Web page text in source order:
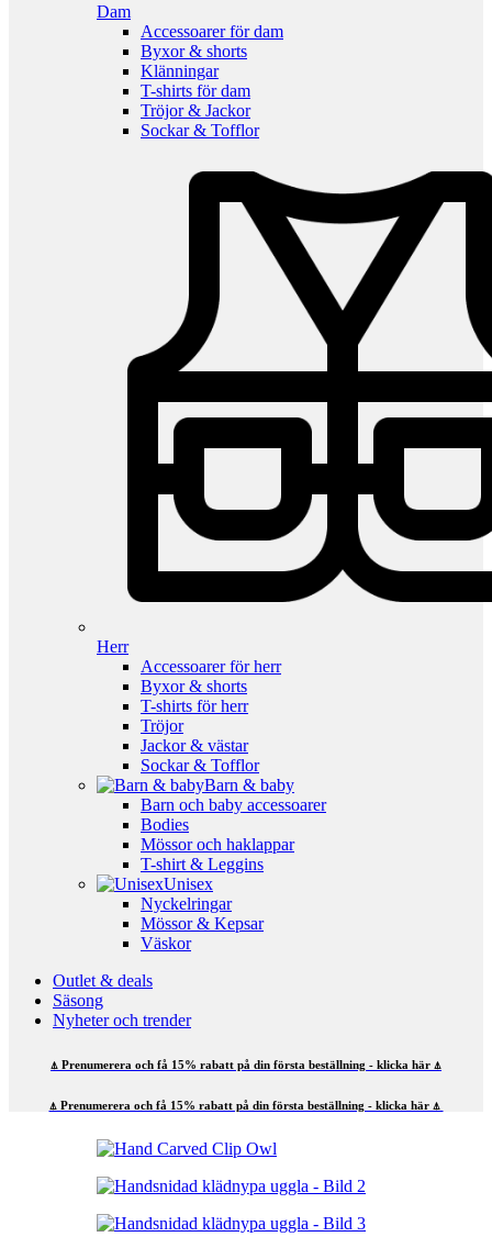
Dam
Accessoarer för dam
Byxor & shorts
Klänningar
T-shirts för dam
Tröjor & Jackor
Sockar & Tofflor
Herr
Accessoarer för herr
Byxor & shorts
T-shirts för herr
Tröjor
Jackor & västar
Sockar & Tofflor
Barn & baby
Barn och baby accessoarer
Bodies
Mössor och haklappar
T-shirt & Leggins
Unisex
Nyckelringar
Mössor & Kepsar
Väskor
Outlet & deals
Säsong
Nyheter och trender
⍋ Prenumerera och få 15% rabatt på din första beställning - klicka här ⍋
⍋ Prenumerera och få 15% rabatt på din första beställning - klicka här ⍋